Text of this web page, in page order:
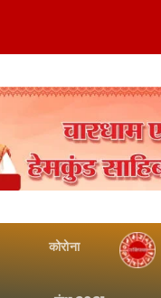
कोरोना